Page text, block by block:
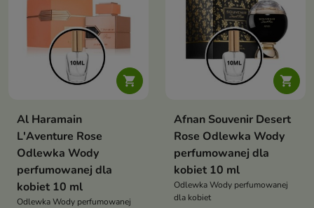

Al Haramain
L'Aventure Rose
Odlewka Wody
perfumowanej dla
kobiet 10 ml
Odlewka Wody perfumowanej

Afnan Souvenir Desert
Rose Odlewka Wody
perfumowanej dla
kobiet 10 ml
Odlewka Wody perfumowanej
dla kobiet